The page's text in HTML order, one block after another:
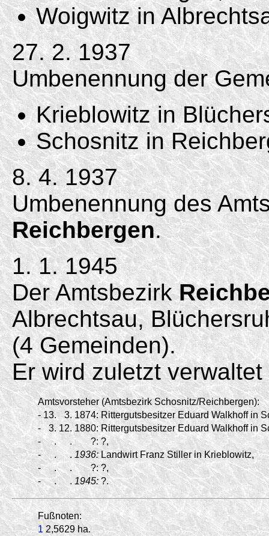
Woigwitz in
27. 2. 1937
Umbenennung der
Krieblowitz in
Schosnitz in
8. 4. 1937
Umbenennung des
Reichbergen.
1. 1. 1945
Der Amtsbezirk
Albrechtsau,
(4 Gemeinden).
Er wird zuletzt
Amtsvorsteher (Amtsbezirk Schosnitz/Reichbergen):
- 13. 3. 1874: Rittergutsbesitzer Eduard Walkhoff in
-
3. 12. 1880: Rittergutsbesitzer Eduard Walkhoff in
-
. . ?: ?,
-
. . 1936: Landwirt Franz Stiller in Krieblowitz,
-
. . ?: ?,
-
. . 1945: ?.
Fußnoten:
1 2,5629 ha.